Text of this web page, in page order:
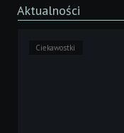
Aktualności
Ciekawostki